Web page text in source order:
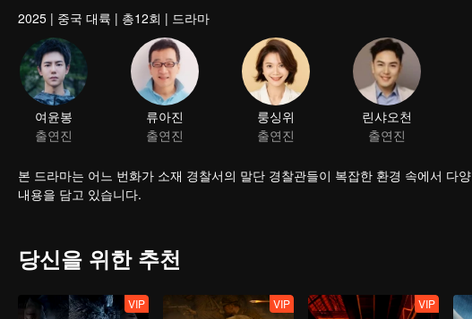
2025 | 중국 대륙 | 총12회 | 드라마
본 드라마는 어느 번화가 소재 경찰서의 말단 경찰관들이 복잡한 환경 속에서 다
내용을 담고 있습니다.
당신을 위한 추천
VIP VIP VIP